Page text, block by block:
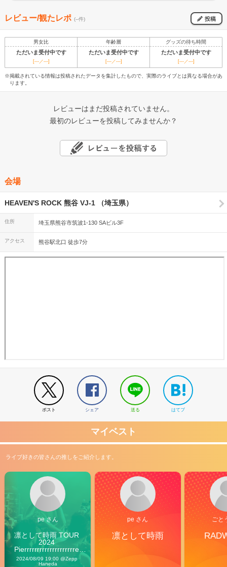
レビュー/観たレポ (--件) 投稿
男女比 年齢層 グッズの待ち時間
ただいま受付中です ただいま受付中です ただいま受付中です
[---／---] [---／---] [---／---]
※掲載されている情報は投稿されたデータを集計したもので、実際のライブとは異なる場合があ
ります。
レビューはまだ投稿されていません。
最初のレビューを投稿してみませんか？
会場
HEAVEN'S ROCK 熊谷 VJ-1 （埼玉県）
住所 埼玉県熊谷市筑波1-130 SAビル3F
アクセス 熊谷駅北口 徒歩7分
ポスト シェア 送る はてブ
マイベスト
ライブ好きの皆さんの推しをご紹介します。
pe さん
凛として時雨 TOUR
2024
Pierrrrrrrrrrrrrrrrrrrre
Vibes
2024/08/09 19:00 @Zepp
Haneda
pe さん
凛として時雨
ごと